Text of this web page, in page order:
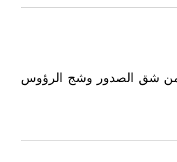
من شق الصدور وشج الرؤوس